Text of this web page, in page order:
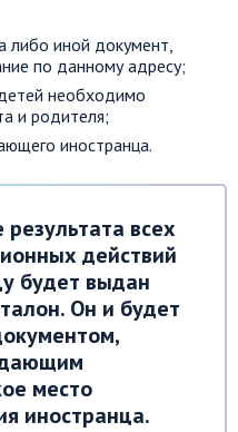
либо иной документ,
по данному адресу;
необходимо
и родителя;
иностранца.
результата всех
действий
будет выдан
Он и будет
место
иностранца.